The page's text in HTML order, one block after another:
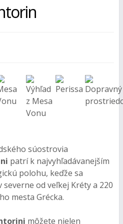
súostrovia
patrí k najvyhľadávanejším
polohu, keďže sa
od veľkej Kréty a 220
mesta Grécka.
môžete nielen